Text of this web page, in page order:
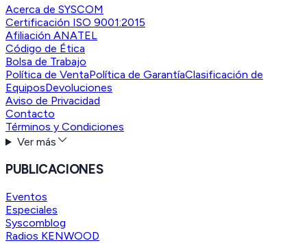
Acerca de SYSCOM
Certificación ISO 9001:2015
Afiliación ANATEL
Código de Ética
Bolsa de Trabajo
Política de VentaPolítica de GarantíaClasificación de
EquiposDevoluciones
Aviso de Privacidad
Contacto
Términos y Condiciones
Ver más
PUBLICACIONES
Eventos
Especiales
Syscomblog
Radios KENWOOD